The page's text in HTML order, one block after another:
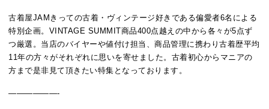
古着屋JAMきっての古着・ヴィンテージ好きである偏愛者6名による
特別企画。VINTAGE SUMMIT商品400点越えの中から各々が5点ず
つ厳選。当店のバイヤーや値付け担当、商品管理に携わり古着歴平均
11年の方々がそれぞれに思いを寄せました。古着初心からマニアの
方まで是非見て頂きたい特集となっております。
——————-